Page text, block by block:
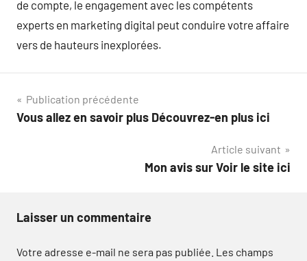
de compte, le engagement avec les compétents
experts en marketing digital peut conduire votre affaire
vers de hauteurs inexplorées.
Navigation
de
Publication précédente
Vous allez en savoir plus Découvrez-en plus ici
Article suivant
Mon avis sur Voir le site ici
Laisser un commentaire
Votre adresse e-mail ne sera pas publiée. Les champs